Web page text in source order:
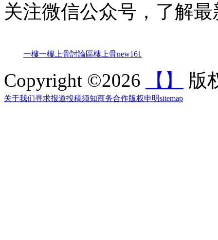
关注微信公众号，了解
一樓一樓上骨討論區樓上骨new161
Copyright ©2026 【】 版
关于我们寻求报道投稿须知商务合作版权申明sitemap